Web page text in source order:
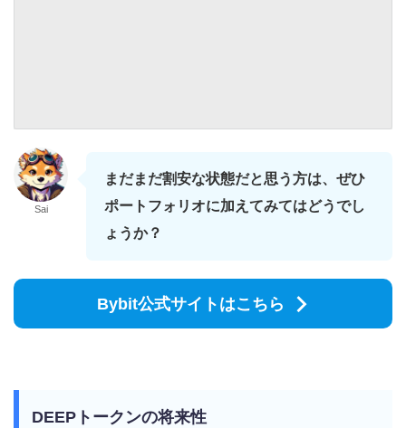
Sai
まだまだ割安な状態だと思う方は、ぜひ
ポートフォリオに加えてみてはどうでし
ょうか？
Bybit公式サイトはこちら
DEEPトークンの将来性